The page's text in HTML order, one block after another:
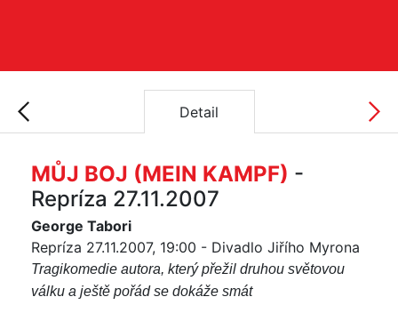
Detail
MŮJ BOJ (MEIN KAMPF) -
Repríza 27.11.2007
George Tabori
Repríza 27.11.2007, 19:00 - Divadlo Jiřího Myrona
Tragikomedie autora, který přežil druhou světovou
válku a ještě pořád se dokáže smát